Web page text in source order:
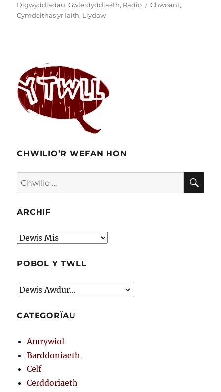
ar
Digwyddiadau,Gwleidyddiaeth, Radio Tagiau
Chwoant,
Cymdeithas yr Iaith, Llydaw
CHWILIO’R WEFAN HON
Chwilio
am:
ARCHIF
Archif
POBOL Y TWLL
CATEGORÏAU
Amrywiol
Barddoniaeth
Celf
Cerddoriaeth